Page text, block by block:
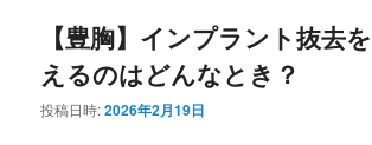
【豊胸】インプラント抜去
えるのはどんなとき？
投稿日時:2026年2月19日